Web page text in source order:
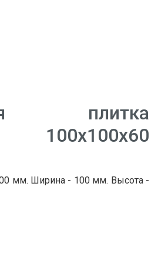
плитка
100х100х60
мм. Ширина - 100 мм. Высота -